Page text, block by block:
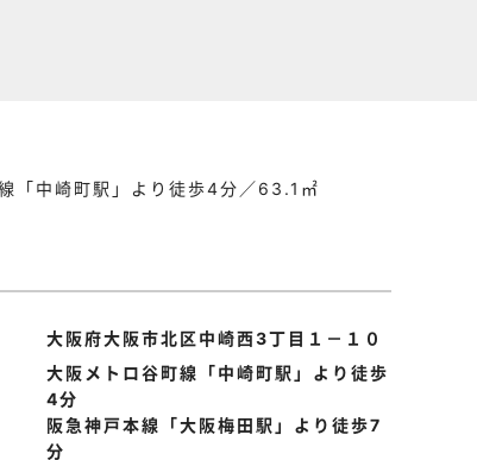
「中崎町駅」より徒歩4分／63.1㎡
大阪府大阪市北区中崎西3丁目１－１０
大阪メトロ谷町線「中崎町駅」より徒歩
4分
阪急神戸本線「大阪梅田駅」より徒歩7
分